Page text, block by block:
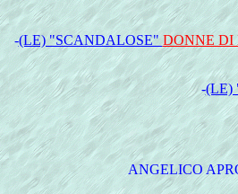
-(LE) "SCANDALOSE" DONNE DI
-(LE)
ANGELICO